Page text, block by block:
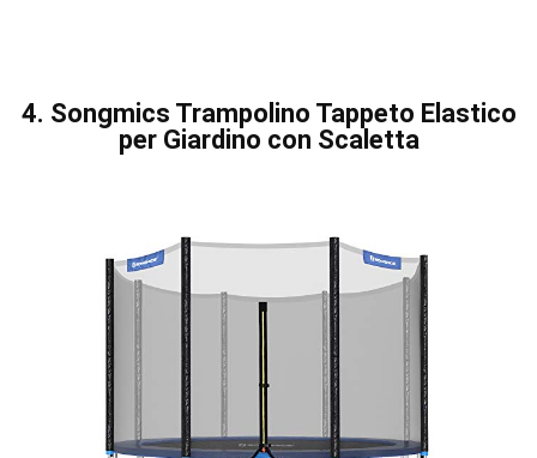
4. Songmics Trampolino Tappeto Elastico
per Giardino con Scaletta